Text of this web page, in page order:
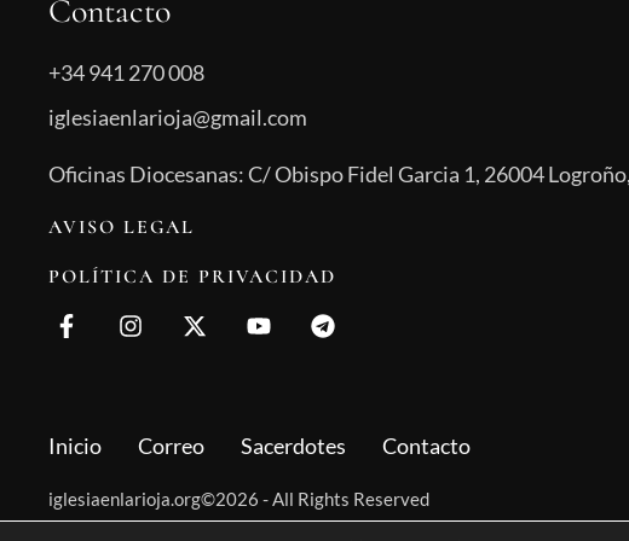
Contacto
+34 941 270 008
iglesiaenlarioja@gmail.com
Oficinas Diocesanas: C/ Obispo Fidel Garcia 1, 26004
AVISO LEGAL
POLÍTICA DE PRIVACIDAD
Inicio Correo Sacerdotes Contacto
iglesiaenlarioja.org©2026 - All Rights Reserved